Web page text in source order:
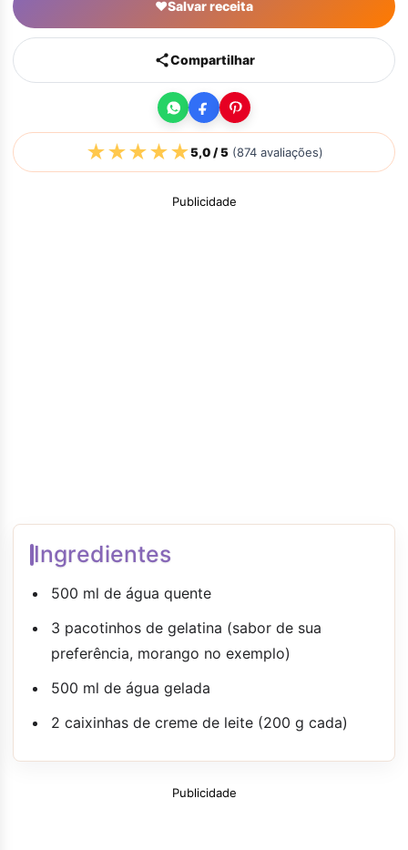
♥Salvar receita
Compartilhar
★★★★★5,0/ 5(874avaliações)
Publicidade
Ingredientes
500 ml de água quente
3 pacotinhos de gelatina (sabor de sua
preferência, morango no exemplo)
500 ml de água gelada
2 caixinhas de creme de leite (200 g cada)
Publicidade